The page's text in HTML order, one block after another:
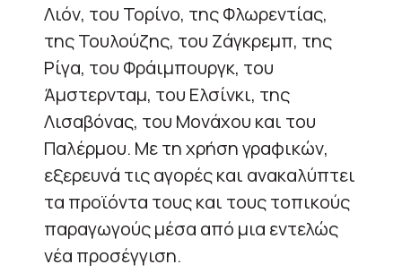
Λιόν, του Τορίνο, της Φλωρεντίας,
της Τουλούζης, του Ζάγκρεμπ, της
Ρίγα, του Φράιμπουργκ, του
Άμστερνταμ, του Ελσίνκι, της
Λισαβόνας, του Μονάχου και του
Παλέρμου. Με τη χρήση γραφικών,
εξερευνά τις αγορές και ανακαλύπτει
τα προϊόντα τους και τους τοπικούς
παραγωγούς μέσα από μια εντελώς
νέα προσέγγιση.